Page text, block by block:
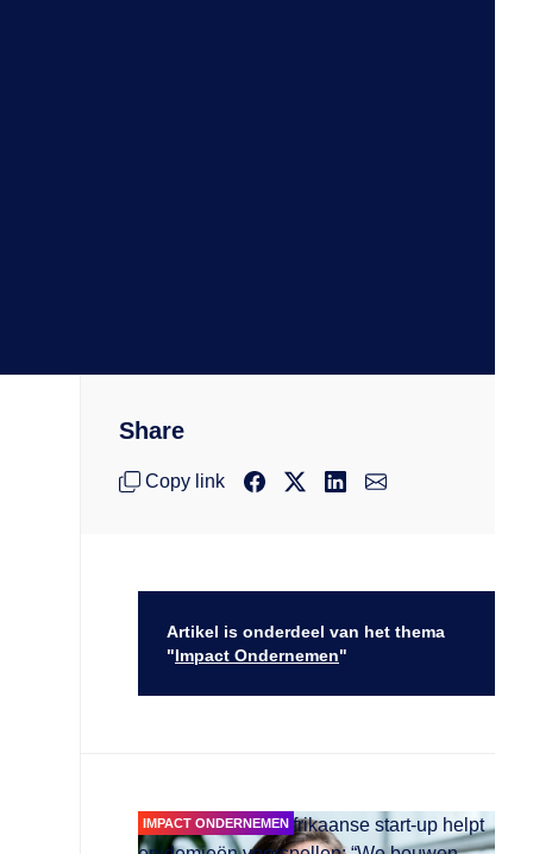
Share
Copy link
Artikel is onderdeel van het thema
"Impact Ondernemen"
IMPACT ONDERNEMEN